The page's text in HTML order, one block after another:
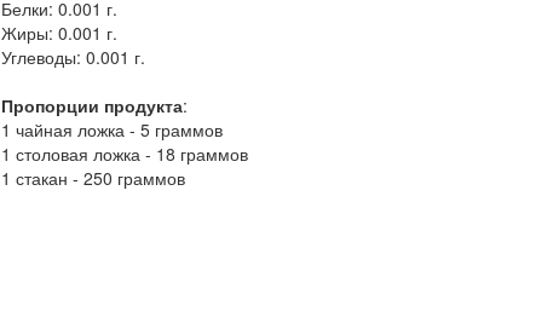
Белки: 0.001 г.
Жиры: 0.001 г.
Углеводы: 0.001 г.
Пропорции продукта:
1 чайная ложка - 5 граммов
1 столовая ложка - 18 граммов
1 стакан - 250 граммов